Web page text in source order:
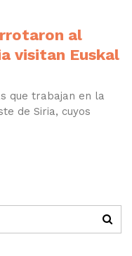
al
visitan Euskal
que trabajan en la
de Siria, cuyos